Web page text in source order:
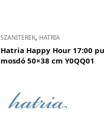
SZANITEREK, HATRIA
Hatria Happy Hour 17:00
mosdó 50×38 cm Y0QQ01